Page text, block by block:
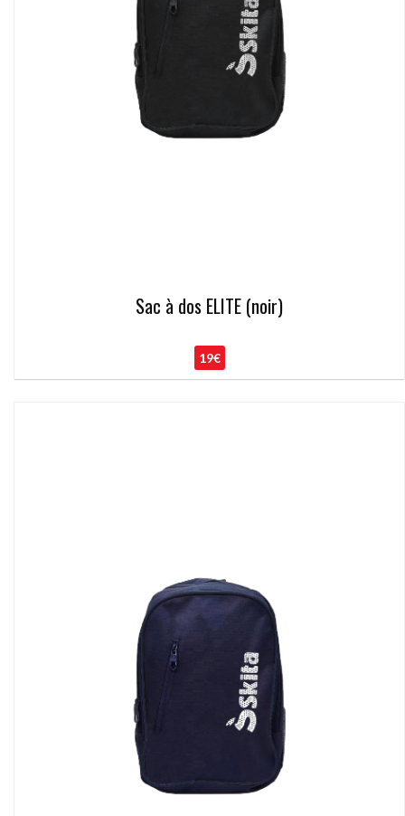
Sac à dos ELITE (noir)
19€